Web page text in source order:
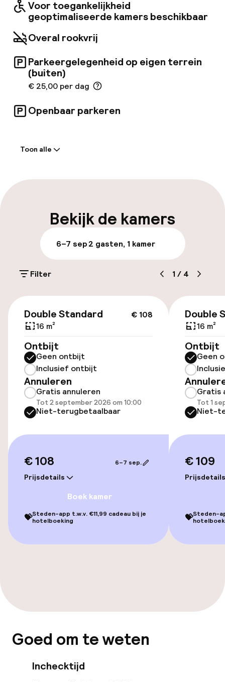
Voor toegankelijkheid
geoptimaliseerde kamers beschikbaar
Overal rookvrij
Parkeergelegenheid op eigen terrein
(buiten)
€ 25,00 per dag
Openbaar parkeren
Laat uitchecken mogelijk
Bagageruimte
Parkeren & mobiliteit
(buiten)
€ 25,00 per dag
Openbaar parkeren
Luchthavenshuttle
Transferservice
Fietsverhuur
Toegankelijkheid
Overal rolstoeltoegankelijk
Lift
geoptimaliseerde kamers beschikbaar
Zwemmen & wellness
Privé zwembad
Toon alle
Bekijk de kamers
6–7 sep2 gasten, 1 kamer
Filter 1 / 4
€ 108
Double Standard
16 m²
Ontbijt
Geen ontbijt
Inclusief ontbijt
Annuleren
Gratis annuleren
Tot 2 september 2026 om 10:00
Niet-terugbetaalbaar
€ 108
Prijsdetails
6–7 sep.
Boek kamer
💝Steden-app t.w.v. €11,99 cadeau bij je
hotelboeking
Double
16 m²
Ontbijt
Geen
Gratis
Tot 1
Niet-
€ 109
Prijsdetails
💝Steden-
Goed om te weten
Inchecktijd